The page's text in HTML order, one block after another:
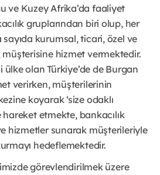
ve Kuzey Afrika’da faaliyet
gruplarından biri olup, her
kurumsal, ticari, özel ve
müşterisine hizmet vermektedir.
ülke olan Türkiye’de de Burgan
verirken, müşterilerinin
koyarak ‘size odaklı
hareket etmekte, bankacılık
hizmetler sunarak müşterileriyle
hedeflemektedir.
görevlendirilmek üzere